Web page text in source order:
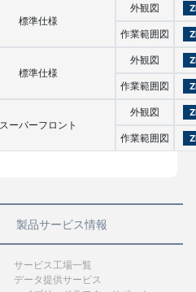
標準仕様
外観図
作業範囲図
標準仕様
外観図
作業範囲図
スーパーフロント
外観図
作業範囲図
製品サービス情報
サービス工場一覧
データ提供サービス